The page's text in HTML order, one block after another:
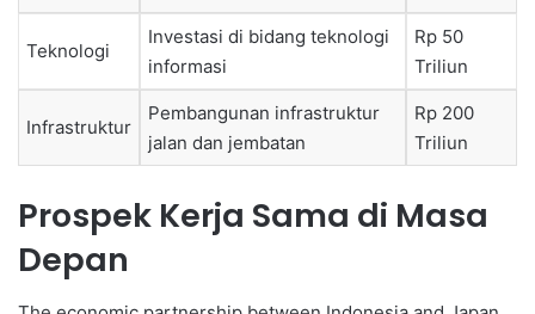
Teknologi
Investasi di bidang teknologi
informasi
Rp 50
Triliun
Infrastruktur
Pembangunan infrastruktur
jalan dan jembatan
Rp 200
Triliun
Prospek Kerja Sama di Masa
Depan